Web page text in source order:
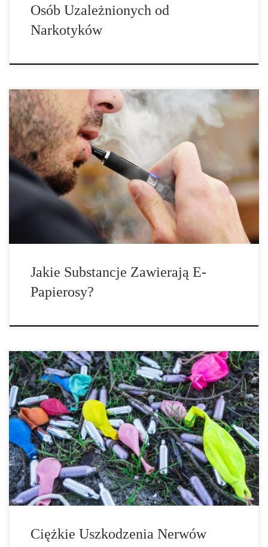
Osób Uzależnionych od
Narkotyków
Kofeina, Plastyfikatory oraz Nawet do 2100 Dotychczas
Nieznanych Substancji Są one uważane za zdrowszą alternatywę
dla tytoniu. Ale co tak naprawdę znajduje się w e-papierosach?
Profesor Prasse i jego zespół poszukiwali w aerozolach e-
papierosów substancji organicznych, które wcześniej nie były
znane, a jego wyniki są wręcz szokujące. Wiele osób przerzuciło
Jakie Substancje Zawierają E-
Papierosy?
Gaz rozweselający, jak sama nazwa wskazuje, brzmi jak dobra
zabawa. Jednak częste zażywanie podtlenku azotu może
spowodować poważne uszkodzenie nerwów. W najnowszym
badaniu opisano dwanaście przypadków. Podtlenek azotu w
medycynie został po raz pierwszy zastosowany do znieczulenia w
połowie XIX wieku. Dentysta H. Wells mógł w ten sposób
pozbawić swoich […]
Ciężkie Uszkodzenia Nerwów